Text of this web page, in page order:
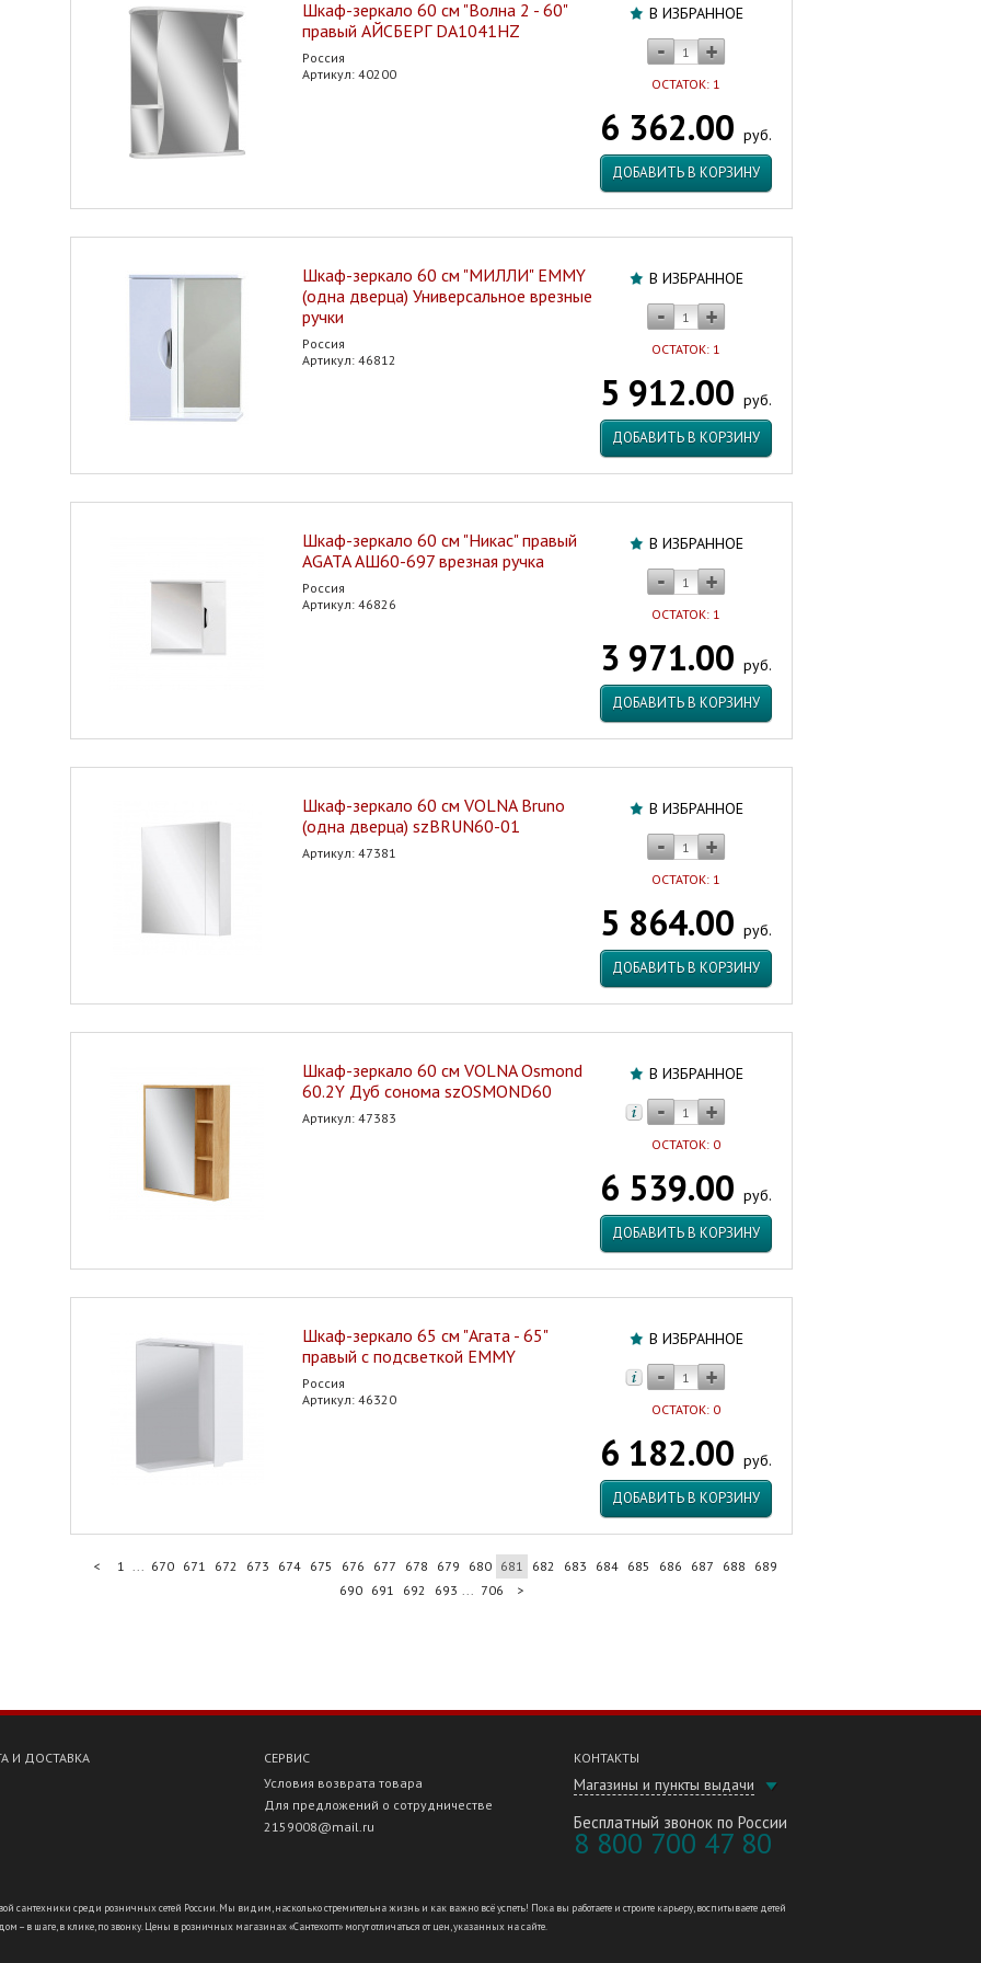
В ИЗБРАННОЕ
ОСТАТОК: 1
6 362.00 руб.
ДОБАВИТЬ В КОРЗИНУ
Шкаф-зеркало 60 см "Волна 2 - 60"
правый АЙСБЕРГ DA1041HZ
Россия
Артикул: 40200
В ИЗБРАННОЕ
ОСТАТОК: 1
5 912.00 руб.
ДОБАВИТЬ В КОРЗИНУ
Шкаф-зеркало 60 см "МИЛЛИ" EMMY
(одна дверца) Универсальное врезные
ручки
Россия
Артикул: 46812
В ИЗБРАННОЕ
ОСТАТОК: 1
3 971.00 руб.
ДОБАВИТЬ В КОРЗИНУ
Шкаф-зеркало 60 см "Никас" правый
AGATA АШ60-697 врезная ручка
Россия
Артикул: 46826
В ИЗБРАННОЕ
ОСТАТОК: 1
5 864.00 руб.
ДОБАВИТЬ В КОРЗИНУ
Шкаф-зеркало 60 см VOLNA Bruno
(одна дверца) szBRUN60-01
Артикул: 47381
В ИЗБРАННОЕ
ОСТАТОК: 0
6 539.00 руб.
ДОБАВИТЬ В КОРЗИНУ
Шкаф-зеркало 60 см VOLNA Osmond
60.2Y Дуб сонома szOSMOND60
Артикул: 47383
В ИЗБРАННОЕ
ОСТАТОК: 0
6 182.00 руб.
ДОБАВИТЬ В КОРЗИНУ
Шкаф-зеркало 65 см "Агата - 65"
правый с подсветкой EMMY
Россия
Артикул: 46320
< 1 ... 670 671 672 673 674 675 676 677 678 679 680 681 682 683 684 685 686 687 688
689
690
691 692 693 ... 706 >
КОНТАКТЫ
Магазины и пункты выдачи
Бесплатный звонок по России
8 800 700 47 80
И ДОСТАВКА
СЕРВИС
Условия возврата товара
Для предложений о сотрудничестве
2159008@mail.ru
сантехники среди розничных сетей России. Мы видим, насколько стремительна жизнь и как важно всё успеть! Пока вы работаете и строите карьеру, воспитываете детей
– в шаге, в клике, по звонку. Цены в розничных магазинах «Сантехопт» могут отличаться от цен, указанных на сайте.